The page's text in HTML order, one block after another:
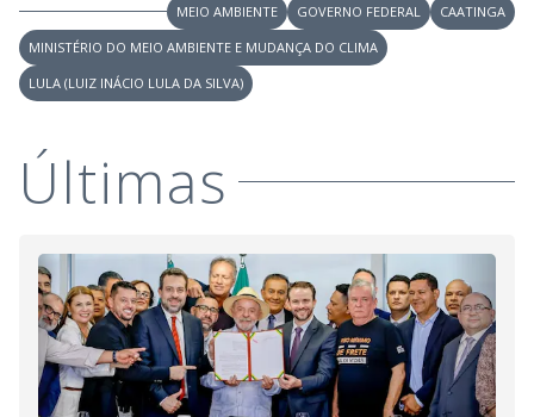
MEIO AMBIENTE GOVERNO FEDERAL
CAATINGA
MINISTÉRIO DO MEIO AMBIENTE E MUDANÇA DO CLIMA
LULA (LUIZ INÁCIO LULA DA SILVA)
Últimas